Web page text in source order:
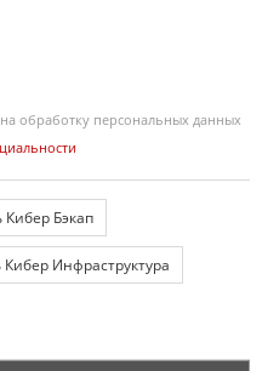
обработку персональных данных
Кибер Бэкап
Кибер Инфраструктура